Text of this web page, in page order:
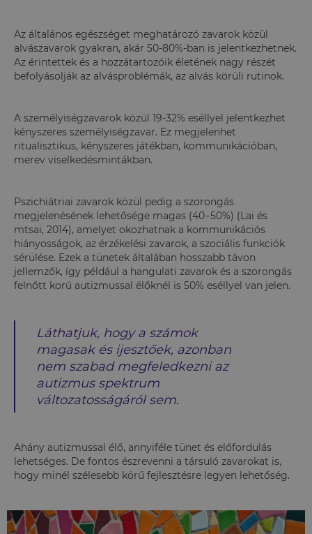
Az általános egészséget meghatározó zavarok közül
alvászavarok gyakran, akár 50-80%-ban is jelentkezhetnek.
Az érintettek és a hozzátartozóik életének nagy részét
befolyásolják az alvásproblémák, az alvás körüli rutinok.
A személyiségzavarok közül 19-32% eséllyel jelentkezhet
kényszeres személyiségzavar. Ez megjelenhet
ritualisztikus, kényszeres játékban, kommunikációban,
merev viselkedésmintákban.
Pszichiátriai zavarok közül pedig a szorongás
megjelenésének lehetősége magas (40−50%) (Lai és
mtsai, 2014), amelyet okozhatnak a kommunikációs
hiányosságok, az érzékelési zavarok, a szociális funkciók
sérülése. Ezek a tünetek általában hosszabb távon
jellemzők, így például a hangulati zavarok és a szorongás
felnőtt korú autizmussal élőknél is 50% eséllyel van jelen.
Láthatjuk, hogy a számok
magasak és ijesztőek, azonban
nem szabad megfeledkezni az
autizmus spektrum
változatosságáról sem.
Ahány autizmussal élő, annyiféle tünet és előfordulás
lehetséges. De fontos észrevenni a társuló zavarokat is,
hogy minél szélesebb körű fejlesztésre legyen lehetőség.